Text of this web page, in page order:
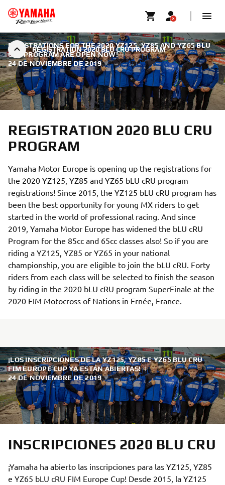
REGISTRATION 2020 BLU CRU PROGRAM
REGISTRATIONS FOR THE 2020 YZ125, YZ85 AND YZ65 BLU
CRU PROGRAM ARE OPEN NOW! |
24 DE NOVIEMBRE DE 2019
REGISTRATION 2020 BLU CRU
PROGRAM
Yamaha Motor Europe is opening up the registrations for
the 2020 YZ125, YZ85 and YZ65 bLU cRU program
registrations! Since 2015, the YZ125 bLU cRU program has
been the best opportunity for young MX riders to get
started in the world of professional racing. And since
2019, Yamaha Motor Europe has widened the bLU cRU
Program for the 85cc and 65cc classes also! So if you are
riding a YZ125, YZ85 or YZ65 in your national
championship, you are eligible to join the bLU cRU. Forty
riders from each class will be selected to finish the season
by riding in the 2020 bLU cRU program SuperFinale at the
2020 FIM Motocross of Nations in Ernée, France.
¡LOS INSCRIPCIONES DE LA YZ125, YZ85 E YZ65 BLU CRU
FIM EUROPE CUP YA ESTÁN ABIERTAS! |
24 DE NOVIEMBRE DE 2019
INSCRIPCIONES 2020 BLU CRU
¡Yamaha ha abierto las inscripciones para las YZ125, YZ85
e YZ65 bLU cRU FIM Europe Cup! Desde 2015, la YZ125